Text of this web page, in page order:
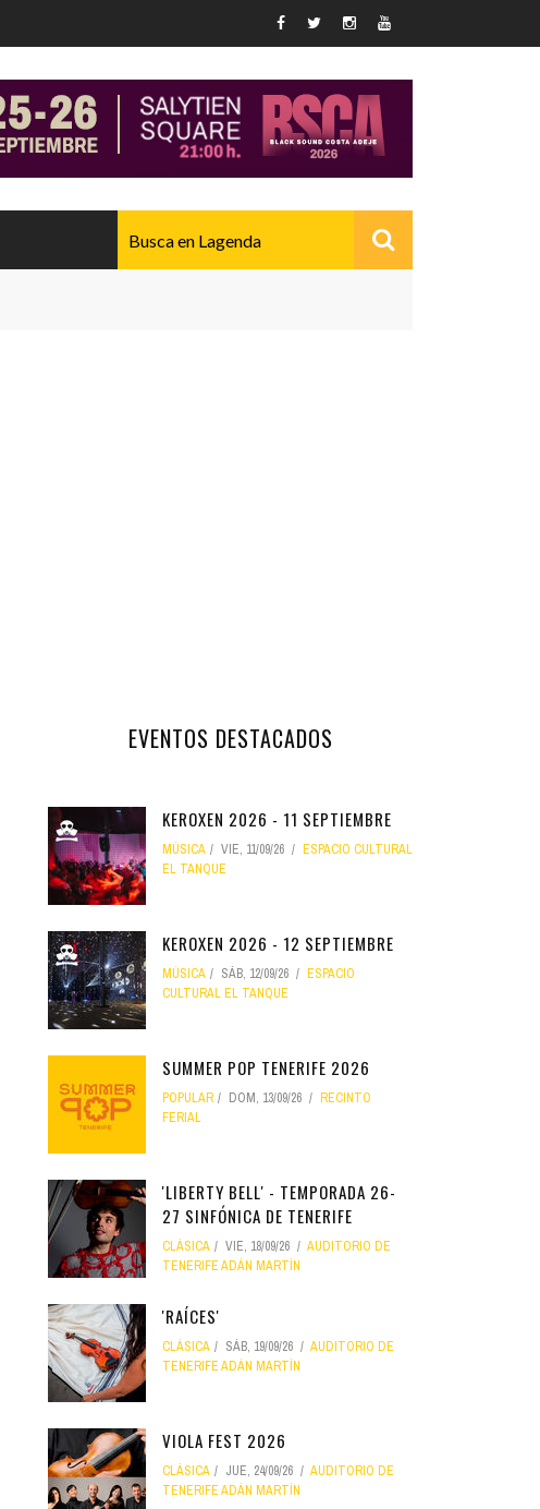
EVENTOS DESTACADOS
KEROXEN 2026 - 11 SEPTIEMBRE
MÚSICA VIE, 11/09/26
ESPACIO CULTURAL
EL TANQUE
KEROXEN 2026 - 12 SEPTIEMBRE
MÚSICA SÁB, 12/09/26
ESPACIO
CULTURAL EL TANQUE
SUMMER POP TENERIFE 2026
POPULAR DOM, 13/09/26
RECINTO
FERIAL
'LIBERTY BELL' - TEMPORADA 26-
27 SINFÓNICA DE TENERIFE
CLÁSICA VIE, 18/09/26
AUDITORIO DE
TENERIFE ADÁN MARTÍN
'RAÍCES'
CLÁSICA SÁB, 19/09/26
AUDITORIO DE
TENERIFE ADÁN MARTÍN
VIOLA FEST 2026
CLÁSICA JUE, 24/09/26
AUDITORIO DE
TENERIFE ADÁN MARTÍN